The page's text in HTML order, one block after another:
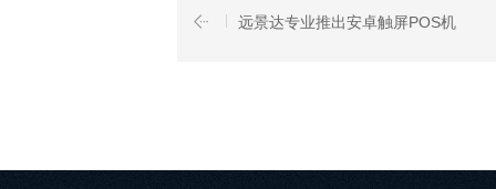
远景达专业推出安卓触屏POS机